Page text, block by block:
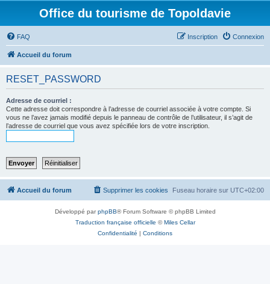
Office du tourisme de Topoldavie
FAQ Connexion
Inscription
Accueil du forum
RESET_PASSWORD
Adresse de courriel :
Cette adresse doit correspondre à l’adresse de courriel associée à votre compte. Si
vous ne l’avez jamais modifié depuis le panneau de contrôle de l’utilisateur, il s’agit de
l’adresse de courriel que vous avez spécifiée lors de votre inscription.
Accueil du forum Fuseau horaire sur UTC+02:00
Supprimer les cookies
Développé parphpBB® Forum Software © phpBB Limited
Traduction française officielle ©Miles Cellar
Confidentialité | Conditions